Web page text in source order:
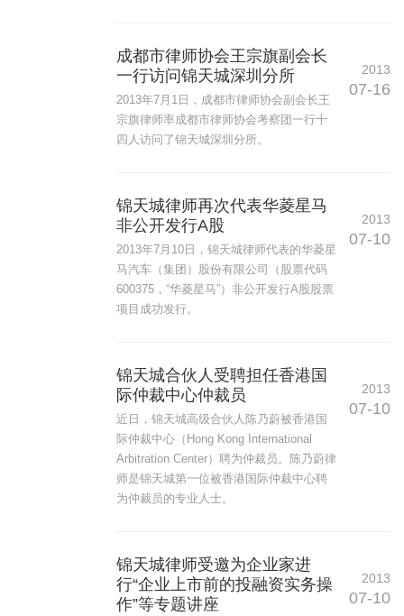
成都市律师协会王宗旗副会长
一行访问锦天城深圳分所
2013年7月1日，成都市律师协会副会长王
宗旗律师率成都市律师协会考察团一行十
四人访问了锦天城深圳分所。
2013
07-16
锦天城律师再次代表华菱星马
非公开发行A股
2013年7月10日，锦天城律师代表的华菱星
马汽车（集团）股份有限公司（股票代码
600375，“华菱星马”）非公开发行A股股票
项目成功发行。
2013
07-10
锦天城合伙人受聘担任香港国
际仲裁中心仲裁员
近日，锦天城高级合伙人陈乃蔚被香港国
际仲裁中心（Hong Kong International
Arbitration Center）聘为仲裁员。陈乃蔚律
师是锦天城第一位被香港国际仲裁中心聘
为仲裁员的专业人士。
2013
07-10
锦天城律师受邀为企业家进
行“企业上市前的投融资实务操
作”等专题讲座
2013
07-10